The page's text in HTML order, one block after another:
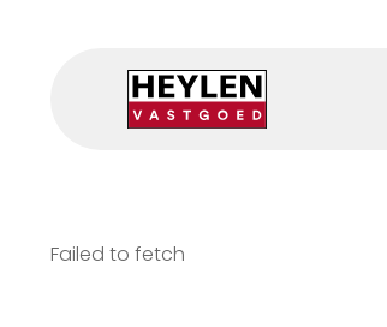
Failed to fetch